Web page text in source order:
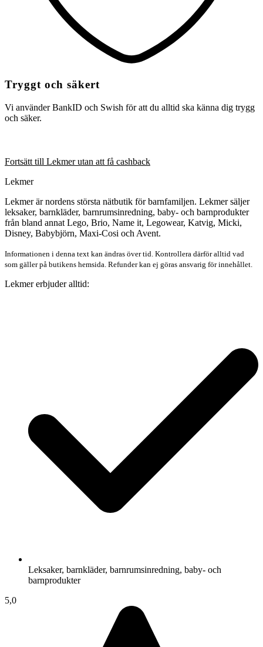
Tryggt och säkert
Vi använder BankID och Swish för att du alltid ska känna dig trygg
och säker.
Fortsätt till Lekmer utan att få cashback
Lekmer
Lekmer är nordens största nätbutik för barnfamiljen. Lekmer säljer
leksaker, barnkläder, barnrumsinredning, baby- och barnprodukter
från bland annat Lego, Brio, Name it, Legowear, Katvig, Micki,
Disney, Babybjörn, Maxi-Cosi och Avent.
Informationen i denna text kan ändras över tid. Kontrollera därför alltid vad
som gäller på butikens hemsida. Refunder kan ej göras ansvarig för innehållet.
Lekmer erbjuder alltid:
Leksaker, barnkläder, barnrumsinredning, baby- och
barnprodukter
5,0